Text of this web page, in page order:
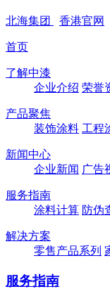
北海集团 香港官网
首页
了解中漆
企业介绍 荣誉
产品聚焦
装饰涂料 工程
新闻中心
企业新闻 广告
服务指南
涂料计算 防伪
解决方案
零售产品系列
服务指南